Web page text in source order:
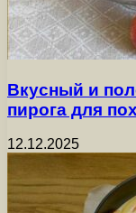
Вкусный и
пирога для
12.12.2025